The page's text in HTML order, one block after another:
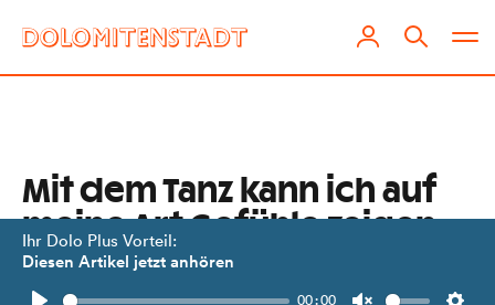
Ihr Dolo Plus Vorteil:
Diesen Artikel jetzt anhören
00:00
Mit dem Tanz kann ich auf
meine Art Gefühle zeigen
Teresa Schneider aus Dölsach lebt in